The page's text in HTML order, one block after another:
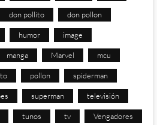
don pollito don pollon
humor image
manga Marvel mcu
pollon spiderman
superman televisión
tunos tv Vengadores